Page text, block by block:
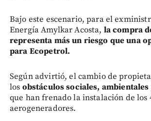
Bajo este escenario, para el
Energía Amylkar Acosta, la compra
representa más un riesgo que una
para Ecopetrol.
Según advirtió, el cambio de
los obstáculos sociales,
que han frenado la instalación de los
aerogeneradores.